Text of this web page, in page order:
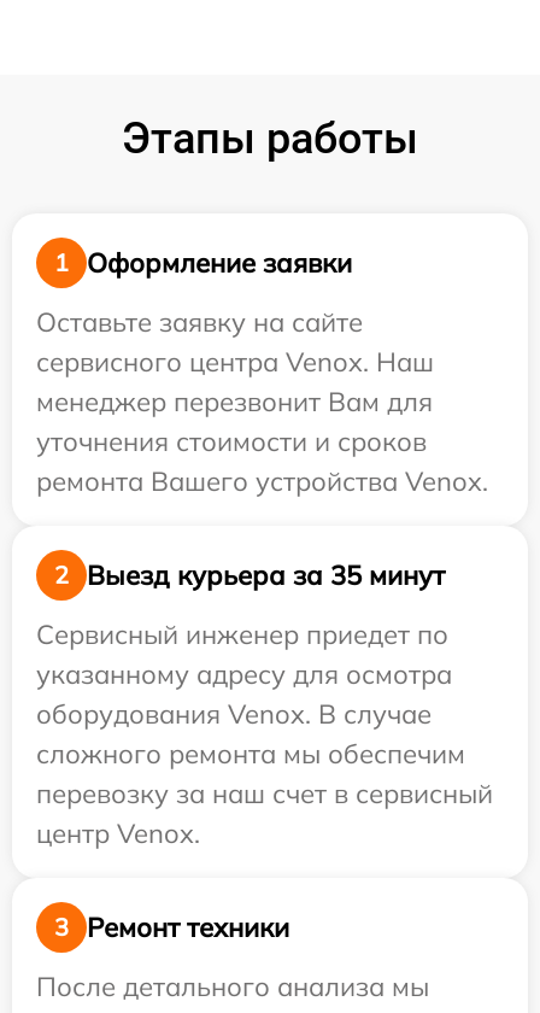
Этапы работы
1
Оформление заявки
Оставьте заявку на сайте
сервисного центра Venox. Наш
менеджер перезвонит Вам для
уточнения стоимости и сроков
ремонта Вашего устройства Venox.
2
Выезд курьера за 35 минут
Сервисный инженер приедет по
указанному адресу для осмотра
оборудования Venox. В случае
сложного ремонта мы обеспечим
перевозку за наш счет в сервисный
центр Venox.
3
Ремонт техники
После детального анализа мы